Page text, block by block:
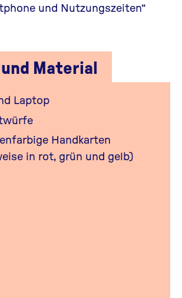
und Nutzungszeiten“
Material
Laptop
Handkarten
in rot, grün und gelb)